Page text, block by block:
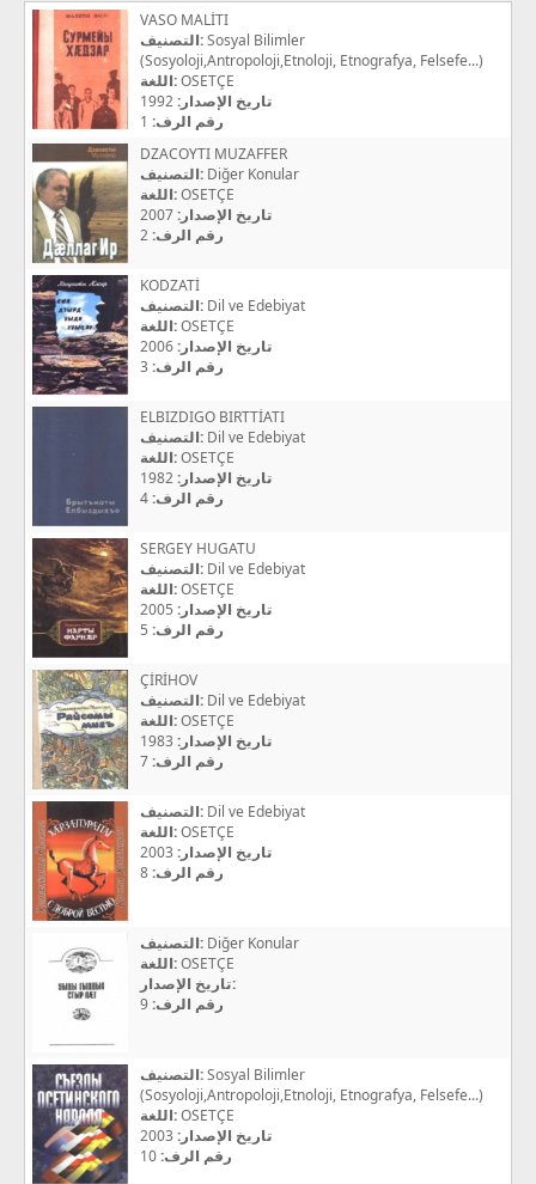
VASO MALİTI
التصنيف:Sosyal Bilimler
(Sosyoloji,Antropoloji,Etnoloji, Etnografya, Felsefe...)
اللغة:OSETÇE
تاريخ الإصدار:
رقم الرف:
DZACOYTI MUZAFFER
التصنيف: Diğer Konular
اللغة:OSETÇE
تاريخ الإصدار:
رقم الرف:
KODZATİ
التصنيف: Dil ve Edebiyat
اللغة:OSETÇE
تاريخ الإصدار:
رقم الرف:
ELBIZDIGO BIRTTİATI
التصنيف: Dil ve Edebiyat
اللغة:OSETÇE
تاريخ الإصدار:
رقم الرف:
SERGEY HUGATU
التصنيف: Dil ve Edebiyat
اللغة:OSETÇE
تاريخ الإصدار:
رقم الرف:
ÇİRİHOV
التصنيف: Dil ve Edebiyat
اللغة:OSETÇE
تاريخ الإصدار:
رقم الرف:
التصنيف: Dil ve Edebiyat
اللغة:OSETÇE
تاريخ الإصدار:
رقم الرف:
التصنيف: Diğer Konular
اللغة:OSETÇE
تاريخ الإصدار:
رقم الرف:
التصنيف:Sosyal Bilimler
(Sosyoloji,Antropoloji,Etnoloji, Etnografya, Felsefe...)
اللغة:OSETÇE
تاريخ الإصدار:
رقم الرف: